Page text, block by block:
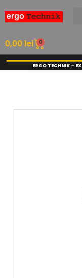
0,00 lei 0
ERGO TECHNIK –